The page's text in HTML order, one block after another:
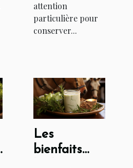
attention
particulière pour
conserver...
Les
bienfaits